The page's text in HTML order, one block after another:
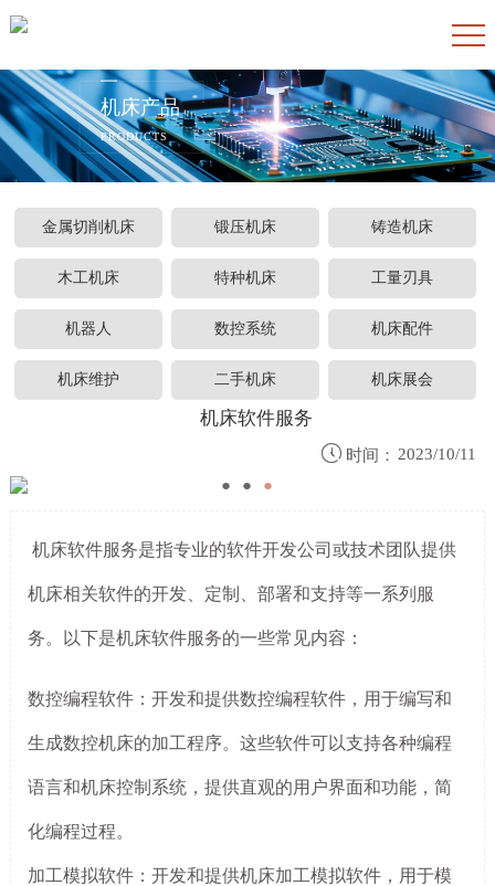
机床产品
PRODUCTS
金属切削机床 锻压机床 铸造机床
木工机床 特种机床 工量刃具
机器人 数控系统 机床配件
机床维护 二手机床 机床展会
机床软件服务
 时间： 2023/10/11
●
● ●
机床软件服务是指专业的软件开发公司或技术团队提供
机床相关软件的开发、定制、部署和支持等一系列服
务。以下是机床软件服务的一些常见内容：
数控编程软件：开发和提供数控编程软件，用于编写和
生成数控机床的加工程序。这些软件可以支持各种编程
语言和机床控制系统，提供直观的用户界面和功能，简
化编程过程。
加工模拟软件：开发和提供机床加工模拟软件，用于模